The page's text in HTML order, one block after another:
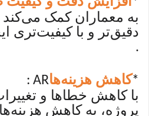
به معماران کمک
دقیق‌تر و با کیفیت‌تری
.
*کاهش هزینه‌ها: AR
با کاهش خطاها و
پروژه، به کاهش